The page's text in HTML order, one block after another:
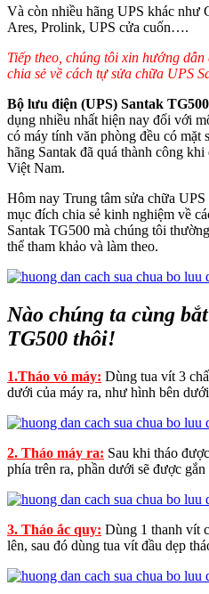
Và còn nhiều hãng UPS khác như
Ares, Prolink, UPS cửa cuốn….
Tiếp theo, chúng tôi xin hướng
chia sẻ về cách tự sửa chữa UPS
Bộ lưu điện (UPS) Santak TG500
dụng nhiều nhất hiện nay đối với
có máy tính văn phòng đều có mặt
hãng Santak đã quá thành công
Việt Nam.
Hôm nay Trung tâm sửa chữa
mục đích chia sẻ kinh nghiệm về
Santak TG500 mà chúng tôi
thể tham khảo và làm theo.
Nào chúng ta cùng
TG500 thôi!
1.Tháo vỏ máy: Dùng tua vít 3
dưới của máy ra, như hình bên dưới
2. Tháo máy ra: Sau khi tháo
phía trên ra, phần dưới sẽ được
3. Tháo ắc quy: Dùng 1 thanh vít
lên, sau đó dùng tua vít đầu dẹp